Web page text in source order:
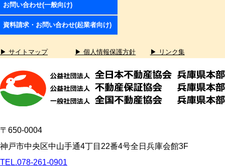
お問い合わせ(一般向け)
資料請求・お問い合わせ(起業者向け)
▶ サイトマップ ▶ 個人情報保護方針 ▶ リンク集
〒650-0004
神戸市中央区中山手通4丁目22番4号全日兵庫会館3F
TEL.078-261-0901